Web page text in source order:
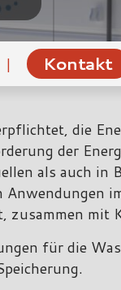
| Kontakt
die
der
als auch in
Anwendungen
zusammen mit
für die